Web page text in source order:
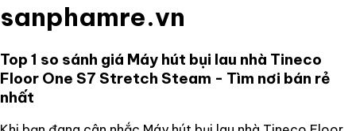
sanphamre.vn
Top 1 so sánh giá Máy hút bụi lau nhà Tineco
Floor One S7 Stretch Steam - Tìm nơi bán rẻ
nhất